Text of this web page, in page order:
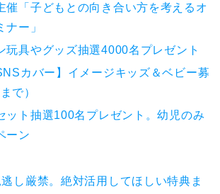
催「子どもとの向き合い方を考えるオ
ナー」
玩具やグッズ抽選4000名プレゼント
カバー】イメージキッズ＆ベビー募
で）
ット抽選100名プレゼント。幼児のみ
ーン
し厳禁。絶対活用してほしい特典ま